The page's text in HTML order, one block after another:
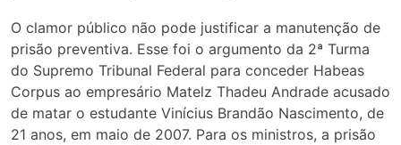
O clamor público não pode justificar a manutenção de
prisão preventiva. Esse foi o argumento da 2ª Turma
do Supremo Tribunal Federal para conceder Habeas
Corpus ao empresário Matelz Thadeu Andrade acusado
de matar o estudante Vinícius Brandão Nascimento, de
21 anos, em maio de 2007. Para os ministros, a prisão